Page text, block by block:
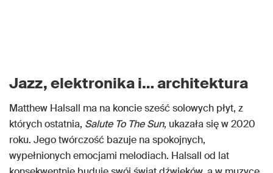
Jazz, elektronika i… architektura
Matthew Halsall ma na koncie sześć solowych płyt, z
których ostatnia, Salute To The Sun, ukazała się w 2020
roku. Jego twórczość bazuje na spokojnych,
wypełnionych emocjami melodiach. Halsall od lat